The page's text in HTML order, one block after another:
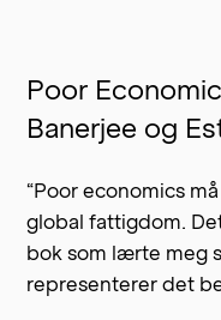
Poor
Banerjee og
“Poor economics
global fattigdom.
bok som lærte meg
representerer det